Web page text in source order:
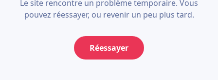
Le site rencontre un problème temporaire. Vous
pouvez réessayer, ou revenir un peu plus tard.
Réessayer